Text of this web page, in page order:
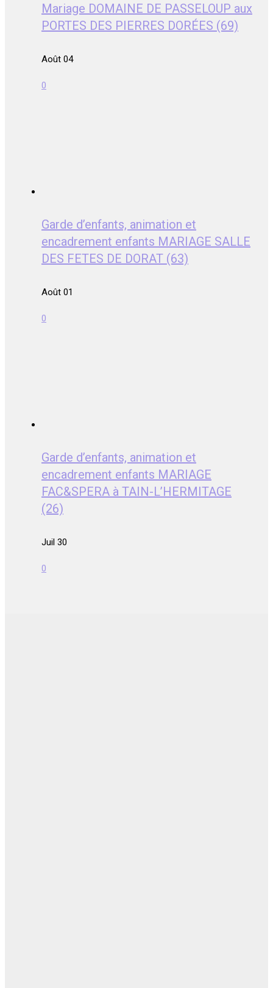
Mariage DOMAINE DE PASSELOUP aux
PORTES DES PIERRES DORÉES (69)
Août 04
0
Garde d’enfants, animation et
encadrement enfants MARIAGE SALLE
DES FETES DE DORAT (63)
Août 01
0
Garde d’enfants, animation et
encadrement enfants MARIAGE
FAC&SPERA à TAIN-L’HERMITAGE
(26)
Juil 30
0